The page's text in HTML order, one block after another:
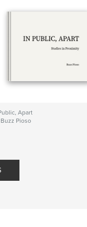
Apart
Buzz Pioso